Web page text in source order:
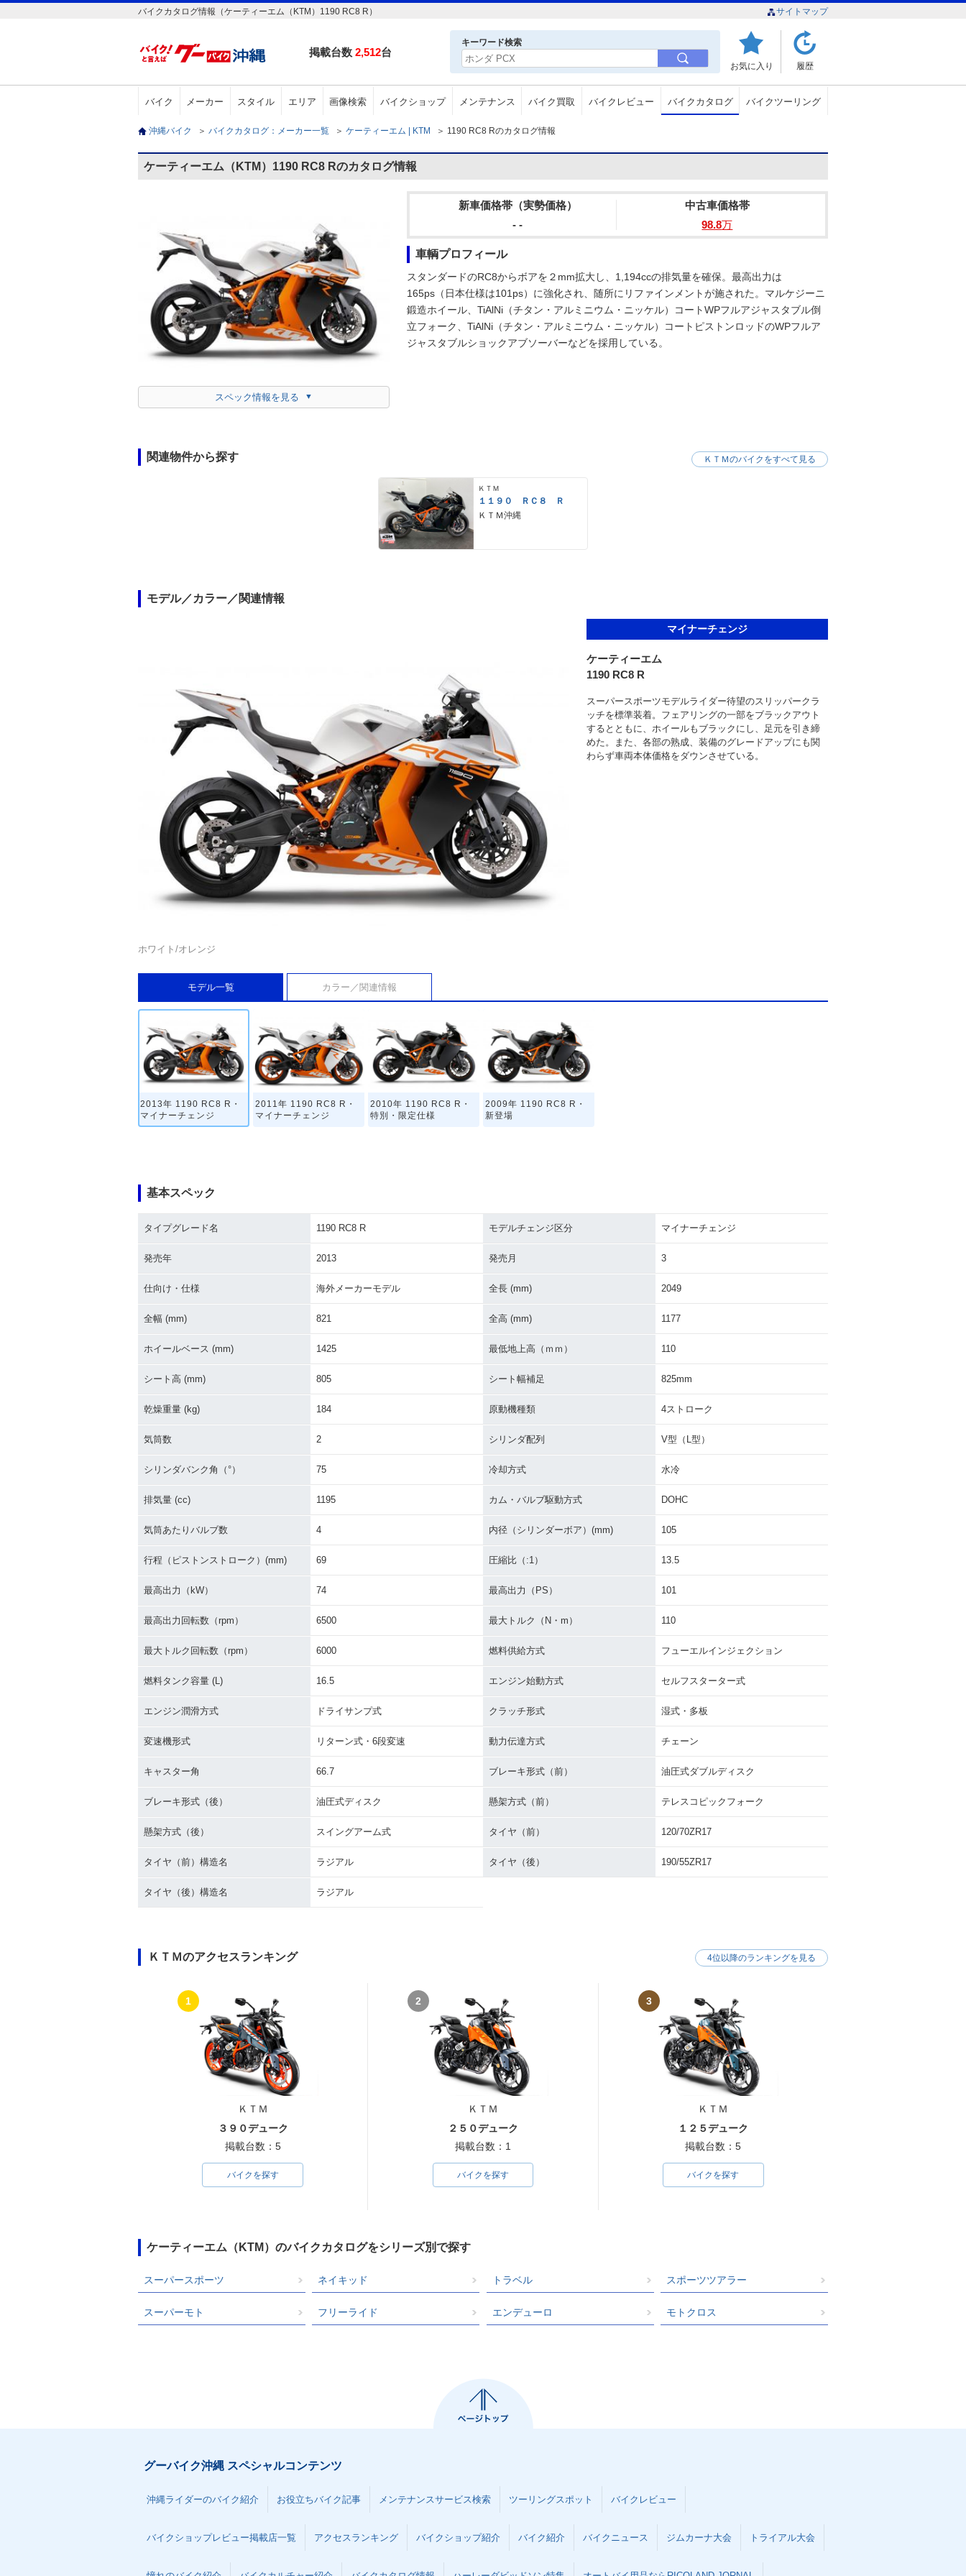
バイクカタログ情報（ケーティーエム（KTM）1190 RC8 R） サイトマップ
掲載台数 2,512台
キーワード検索
お気に入り 履歴
バイク メーカー スタイル エリア 画像検索 バイクショップ メンテナンス バイク買取 バイクレビュー バイクカタログ バイクツーリング
沖縄バイク ＞ バイクカタログ：メーカー一覧 ＞ ケーティーエム | KTM ＞ 1190 RC8 Rのカタログ情報
ケーティーエム（KTM）1190 RC8 Rのカタログ情報
スペック情報を見る
新車価格帯（実勢価格）
- -
中古車価格帯
98.8万
車輌プロフィール
スタンダードのRC8からボアを２mm拡大し、1,194ccの排気量を確保。最高出力は
165ps（日本仕様は101ps）に強化され、随所にリファインメントが施された。マルケジーニ
鍛造ホイール、TiAlNi（チタン・アルミニウム・ニッケル）コートWPフルアジャスタブル倒
立フォーク、TiAlNi（チタン・アルミニウム・ニッケル）コートピストンロッドのWPフルア
ジャスタブルショックアブソーバーなどを採用している。
関連物件から探す
ＫＴＭ
１１９０ ＲＣ８ Ｒ
ＫＴＭ沖縄
ＫＴＭのバイクをすべて見る
モデル／カラー／関連情報
ホワイト/オレンジ
マイナーチェンジ
ケーティーエム
1190 RC8 R
スーパースポーツモデルライダー待望のスリッパークラ
ッチを標準装着。フェアリングの一部をブラックアウト
するとともに、ホイールもブラックにし、足元を引き締
めた。また、各部の熟成、装備のグレードアップにも関
わらず車両本体価格をダウンさせている。
モデル一覧 カラー／関連情報
2013年 1190 RC8 R・
マイナーチェンジ
2011年 1190 RC8 R・
マイナーチェンジ
2010年 1190 RC8 R・
特別・限定仕様
2009年 1190 RC8 R・
新登場
基本スペック
タイプグレード名 1190 RC8 R モデルチェンジ区分 マイナーチェンジ
発売年 2013 発売月 3
仕向け・仕様 海外メーカーモデル 全長 (mm) 2049
全幅 (mm) 821 全高 (mm) 1177
ホイールベース (mm) 1425 最低地上高（ｍｍ） 110
シート高 (mm) 805 シート幅補足 825mm
乾燥重量 (kg) 184 原動機種類 4ストローク
気筒数 2 シリンダ配列 V型（L型）
シリンダバンク角（°） 75 冷却方式 水冷
排気量 (cc) 1195 カム・バルブ駆動方式 DOHC
気筒あたりバルブ数 4 内径（シリンダーボア）(mm) 105
行程（ピストンストローク）(mm) 69 圧縮比（:1） 13.5
最高出力（kW） 74 最高出力（PS） 101
最高出力回転数（rpm） 6500 最大トルク（N・m） 110
最大トルク回転数（rpm） 6000 燃料供給方式 フューエルインジェクション
燃料タンク容量 (L) 16.5 エンジン始動方式 セルフスターター式
エンジン潤滑方式 ドライサンプ式 クラッチ形式 湿式・多板
変速機形式 リターン式・6段変速 動力伝達方式 チェーン
キャスター角 66.7 ブレーキ形式（前） 油圧式ダブルディスク
ブレーキ形式（後） 油圧式ディスク 懸架方式（前） テレスコピックフォーク
懸架方式（後） スイングアーム式 タイヤ（前） 120/70ZR17
タイヤ（前）構造名 ラジアル タイヤ（後） 190/55ZR17
タイヤ（後）構造名 ラジアル
ＫＴＭのアクセスランキング
1
ＫＴＭ
３９０デューク
掲載台数：5
バイクを探す
2
ＫＴＭ
２５０デューク
掲載台数：1
バイクを探す
3
ＫＴＭ
１２５デューク
掲載台数：5
バイクを探す
4位以降のランキングを見る
ケーティーエム（KTM）のバイクカタログをシリーズ別で探す
スーパースポーツ ネイキッド トラベル スポーツツアラー
スーパーモト フリーライド エンデューロ モトクロス
グーバイク沖縄 スペシャルコンテンツ
沖縄ライダーのバイク紹介 お役立ちバイク記事 メンテナンスサービス検索 ツーリングスポット バイクレビュー
バイクショップレビュー掲載店一覧 アクセスランキング バイクショップ紹介 バイク紹介 バイクニュース ジムカーナ大会 トライアル大会